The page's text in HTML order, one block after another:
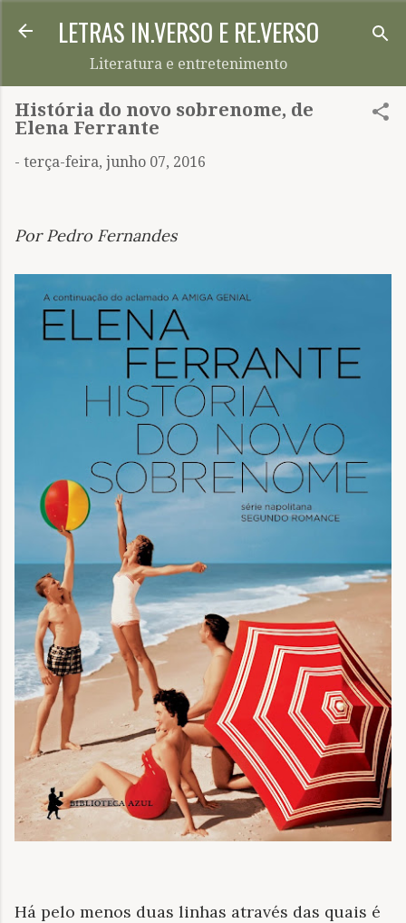
Pular para o conteúdo principal
LETRAS IN.VERSO E RE.VERSO
Literatura e entretenimento
História do novo sobrenome, de
Elena Ferrante
- terça-feira, junho 07, 2016
Por Pedro Fernandes
Há pelo menos duas linhas através das quais é